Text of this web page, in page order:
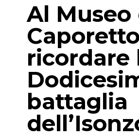
Al Museo
ricordare
battaglia